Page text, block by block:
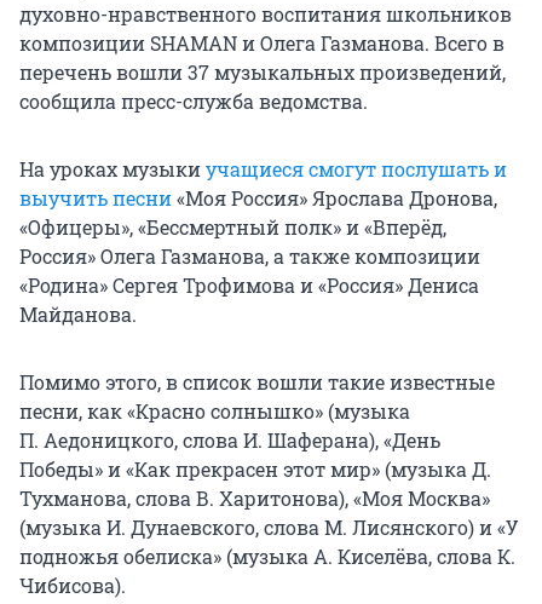
духовно-нравственного воспитания школьников
композиции SHAMAN и Олега Газманова. Всего в
перечень вошли 37 музыкальных произведений,
сообщила пресс-служба ведомства.
На уроках музыкиучащиеся смогут послушать и
выучить песни«Моя Россия» Ярослава Дронова,
«Офицеры», «Бессмертный полк» и «Вперёд,
Россия» Олега Газманова, а также композиции
«Родина» Сергея Трофимова и «Россия» Дениса
Майданова.
Помимо этого, в список вошли такие известные
песни, как «Красно солнышко» (музыка
П. Аедоницкого, слова И. Шаферана), «День
Победы» и «Как прекрасен этот мир» (музыка Д.
Тухманова, слова В. Харитонова), «Моя Москва»
(музыка И. Дунаевского, словаМ. Лисянского) и «У
подножья обелиска» (музыка А. Киселёва, слова К.
Чибисова).